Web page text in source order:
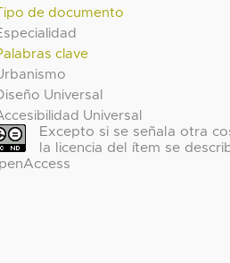
de documento
clave
Universal
Universal
Excepto si se señala otra
la licencia del ítem se